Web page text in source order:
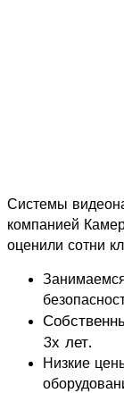
Системы
компанией
оценили сотни
3х лет.
Низкие